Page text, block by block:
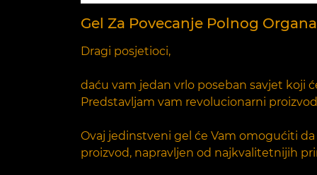
Gel Za Povecanje Polnog
Dragi posjetioci,
daću vam jedan vrlo poseban savjet koji
Predstavljam vam revolucionarni
Ovaj jedinstveni gel će Vam omogućiti
proizvod, napravljen od najkvalitetnijih